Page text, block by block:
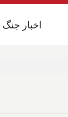
اخبار جنگ
اخبار جنگ